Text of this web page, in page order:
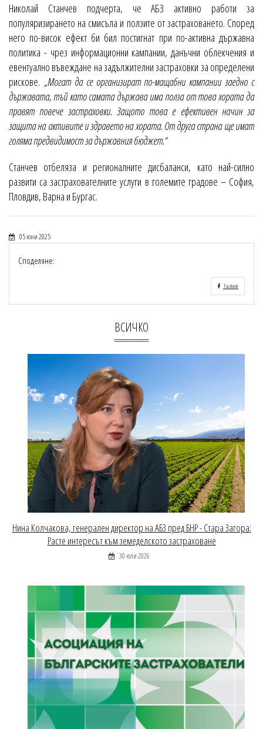
Николай Станчев подчерта, че АБЗ активно работи за
популяризирането на смисъла и ползите от застраховането. Според
него по-висок ефект би бил постигнат при по-активна държавна
политика - чрез информационни кампании, данъчни облекчения и
евентуално въвеждане на задължителни застраховки за определени
рискове. „Могат да се организират по-мащабни кампании заедно с
държавата, тъй като самата държава има полза от това хората да
правят повече застраховки. Защото това е ефективен начин за
защита на активите и здравето на хората. От друга страна ще имат
голяма предвидимост за държавния бюджет.“
Станчев отбеляза и регионалните дисбаланси, като най-силно
развити са застрахователните услуги в големите градове – София,
Пловдив, Варна и Бургас.
05 юни 2025
Споделяне:
Facebook
ВСИЧКО
Нина Колчакова, генерален директор на АБЗ пред БНР - Стара Загора:
Расте интересът към земеделското застраховане
30 юли 2026